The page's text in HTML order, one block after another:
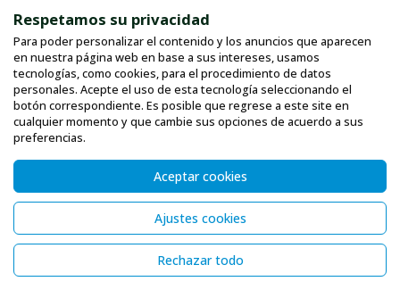
Junior: 1 to 6 years.
Child - Teenage: 6 to 16 years
Informaciones
Perfil de la empresa
Términos de uso
Tallas
PROTECCION UV
INSTRUCCIONES DE LAVADO
Respetamos su privacidad
Para poder personalizar el contenido y los anuncios que aparecen
en nuestra página web en base a sus intereses, usamos
tecnologías, como cookies, para el procedimiento de datos
personales. Acepte el uso de esta tecnología seleccionando el
botón correspondiente. Es posible que regrese a este site en
cualquier momento y que cambie sus opciones de acuerdo a sus
preferencias.
Aceptar cookies
Ajustes cookies
Rechazar todo